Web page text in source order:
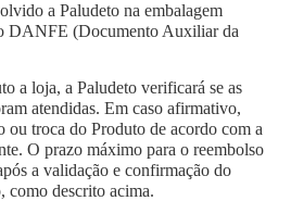
a Paludeto na embalagem
DANFE (Documento Auxiliar da
a loja, a Paludeto verificará se as
atendidas. Em caso afirmativo,
ou troca do Produto de acordo com a
O prazo máximo para o reembolso
a validação e confirmação do
como descrito acima.